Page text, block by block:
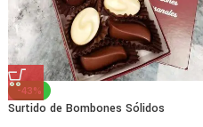
-43%
Surtido de Bombones Sólidos